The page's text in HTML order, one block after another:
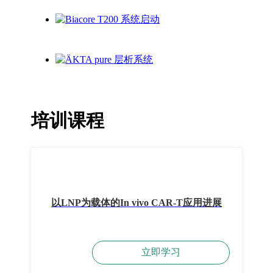
培训课程
以LNP为载体的In vivo CAR-T应用进展
立即学习